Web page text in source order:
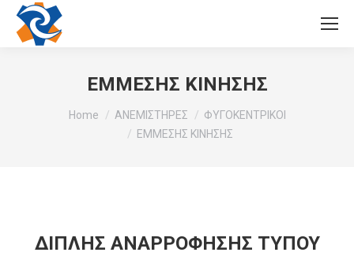
ΕΜΜΕΣΗΣ ΚΙΝΗΣΗΣ
You are here:Home ΑΝΕΜΙΣΤΗΡΕΣ
ΦΥΓΟΚΕΝΤΡΙΚΟΙ
ΕΜΜΕΣΗΣ ΚΙΝΗΣΗΣ
ΔΙΠΛΗΣ ΑΝΑΡΡΟΦΗΣΗΣ ΤΥΠΟΥ